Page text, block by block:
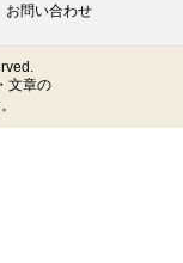
お問い合わせ
文章の